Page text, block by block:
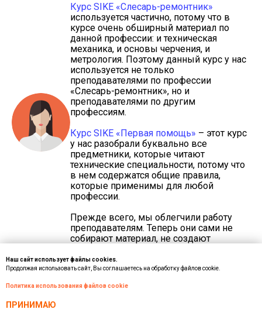
Курс SIKE «Слесарь-ремонтник»
используется частично, потому что в
курсе очень обширный материал по
данной профессии: и техническая
механика, и основы черчения, и
метрология. Поэтому данный курс у нас
используется не только
преподавателями по профессии
«Слесарь-ремонтник», но и
преподавателями по другим
профессиям.
Курс SIKE «Первая помощь» – этот курс
у нас разобрали буквально все
предметники, которые читают
технические специальности, потому что
в нем содержатся общие правила,
которые применимы для любой
профессии.
Прежде всего, мы облегчили работу
преподавателям. Теперь они сами не
собирают материал, не создают
не проводят аттестацию студентов,
потому что весь этот функционал есть в
ваших обучающих системах. И знаете, у
нас есть с чем сравнить. Мы
Наш сайт использует файлы cookies.
Продолжая использовать сайт, Вы соглашаетесь на обработку файлов cookie.
Политика использования файлов cookie
ПРИНИМАЮ